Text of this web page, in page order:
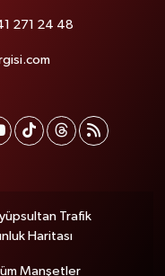
271 24 48
Trafik
Haritası
Manşetler